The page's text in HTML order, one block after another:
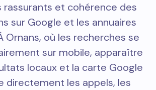
rassurants et cohérence des
sur Google et les annuaires
Ornans, où les recherches se
sur mobile, apparaître
locaux et la carte Google
directement les appels, les